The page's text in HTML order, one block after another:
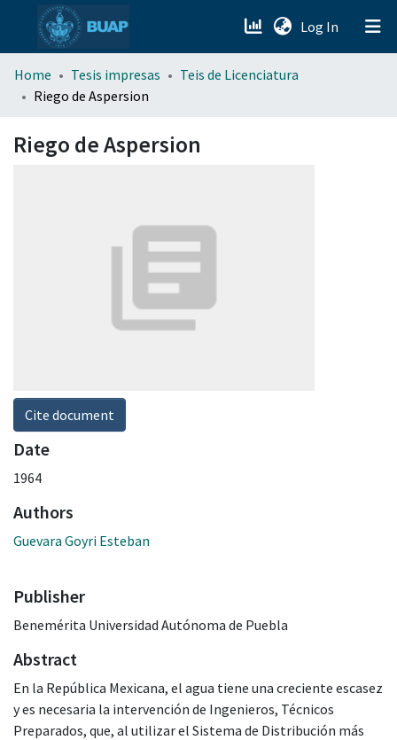
Log In (current)
menu.section.about_menu
Home Tesis impresas
Teis de Licenciatura
Riego de Aspersion
Riego de Aspersion
Cite document
Date
1964
Authors
Guevara Goyri Esteban
Publisher
Benemérita Universidad Autónoma de Puebla
Abstract
En la República Mexicana, el agua tiene una creciente escasez
y es necesaria la intervención de Ingenieros, Técnicos
Preparados, que, al utilizar el Sistema de Distribución más